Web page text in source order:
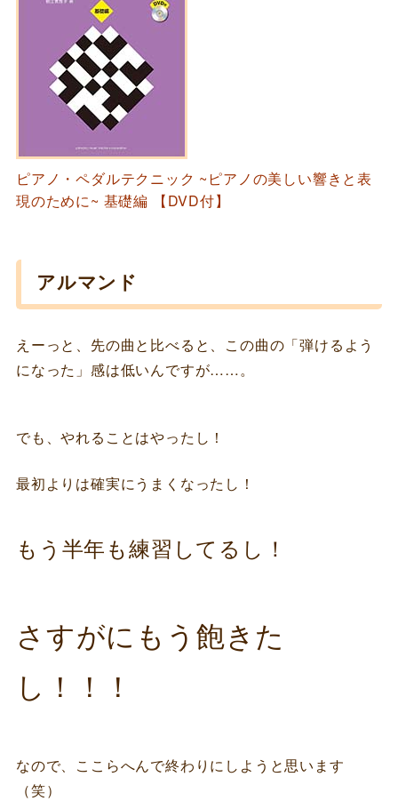
ピアノ・ペダルテクニック ~ピアノの美しい響きと表
現のために~ 基礎編 【DVD付】
アルマンド
えーっと、先の曲と比べると、この曲の「弾けるよう
になった」感は低いんですが……。
でも、やれることはやったし！
最初よりは確実にうまくなったし！
もう半年も練習してるし！
さすがにもう飽きた
し！！！
なので、ここらへんで終わりにしようと思います
（笑）